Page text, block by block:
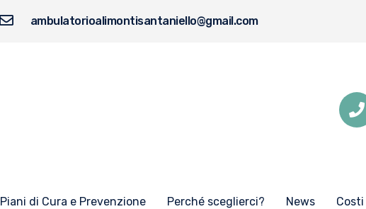
ambulatorioalimontisantaniello@gmail.com
Piani di Cura e Prevenzione Perché sceglierci? News Costi